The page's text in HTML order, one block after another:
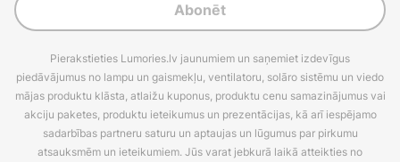
Abonēt
Pierakstieties Lumories.lv jaunumiem un saņemiet izdevīgus
piedāvājumus no lampu un gaismekļu, ventilatoru, solāro sistēmu un viedo
mājas produktu klāsta, atlaižu kuponus, produktu cenu samazinājumus vai
akciju paketes, produktu ieteikumus un prezentācijas, kā arī iespējamo
sadarbības partneru saturu un aptaujas un lūgumus par pirkumu
atsauksmēm un ieteikumiem. Jūs varat jebkurā laikā atteikties no